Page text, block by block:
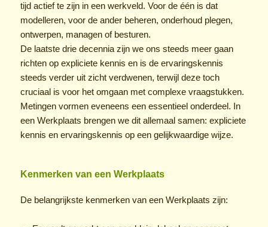
tijd actief te zijn in een werkveld. Voor de één is dat
modelleren, voor de ander beheren, onderhoud plegen,
ontwerpen, managen of besturen.
De laatste drie decennia zijn we ons steeds meer gaan
richten op expliciete kennis en is de ervaringskennis
steeds verder uit zicht verdwenen, terwijl deze toch
cruciaal is voor het omgaan met complexe vraagstukken.
Metingen vormen eveneens een essentieel onderdeel. In
een Werkplaats brengen we dit allemaal samen: expliciete
kennis en ervaringskennis op een gelijkwaardige wijze.
Kenmerken van een Werkplaats
De belangrijkste kenmerken van een Werkplaats zijn: